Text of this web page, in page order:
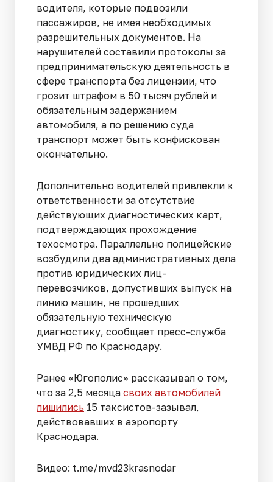
водителя, которые подвозили
пассажиров, не имея необходимых
разрешительных документов. На
нарушителей составили протоколы за
предпринимательскую деятельность в
сфере транспорта без лицензии, что
грозит штрафом в 50 тысяч рублей и
обязательным задержанием
автомобиля, а по решению суда
транспорт может быть конфискован
окончательно.
Дополнительно водителей привлекли к
ответственности за отсутствие
действующих диагностических карт,
подтверждающих прохождение
техосмотра. Параллельно полицейские
возбудили два административных дела
против юридических лиц-
перевозчиков, допустивших выпуск на
линию машин, не прошедших
обязательную техническую
диагностику, сообщает пресс-служба
УМВД РФ по Краснодару.
Ранее «Югополис» рассказывал о том,
что за 2,5 месяца своих автомобилей
лишились 15 таксистов-зазывал,
действовавших в аэропорту
Краснодара.
Видео: t.me/mvd23krasnodar